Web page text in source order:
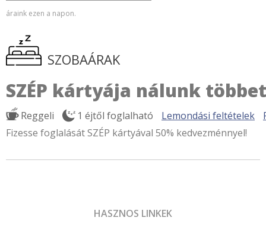
áraink ezen a napon.
SZOBAÁRAK
SZÉP kártyája nálunk
Reggeli 1 éjtől foglalható Lemondási feltételek
Fizesse foglalását SZÉP kártyával 50% kedvezménnyel!
HASZNOS LINKEK